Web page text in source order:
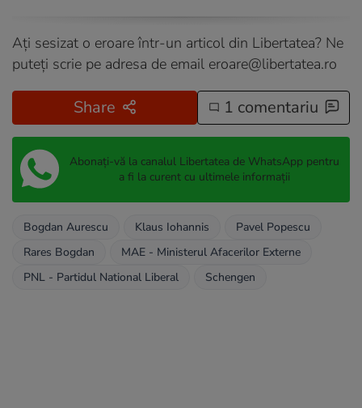
Ați sesizat o eroare într-un articol din Libertatea? Ne
puteți scrie pe adresa de email eroare@libertatea.ro
Share 1 comentariu
Abonați-vă la canalul Libertatea de WhatsApp pentru
a fi la curent cu ultimele informații
Bogdan Aurescu Klaus Iohannis
Pavel Popescu
Rares Bogdan
MAE - Ministerul Afacerilor Externe
PNL - Partidul National Liberal
Schengen